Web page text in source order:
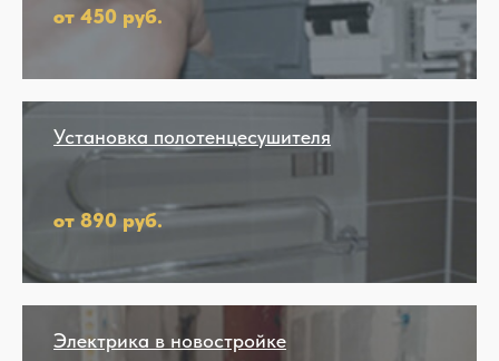
от 450 руб.
Установка полотенцесушителя
от 890 руб.
Электрика в новостройке